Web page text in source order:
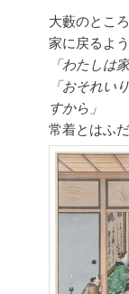
大藪のとこ
家に戻るよ
「わたしは
「おそれい
すから」
常着とはふ